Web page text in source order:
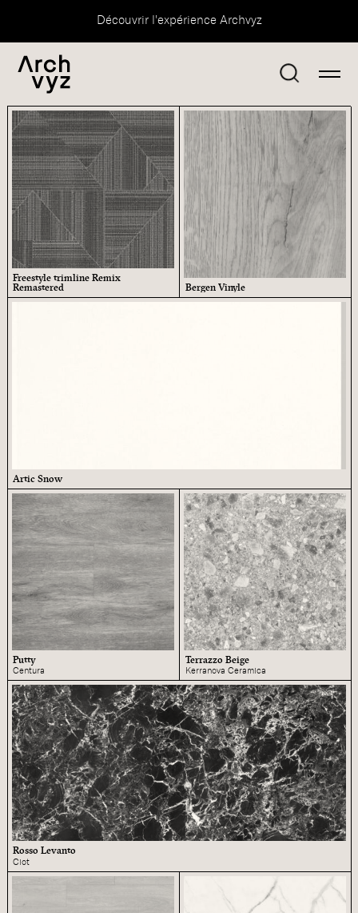
Découvrir l'expérience Archvyz
Freestyle trimline Remix
Remastered
Bergen Vinyle
Artic Snow
Putty
Centura
Terrazzo Beige
Kerranova Ceramica
Rosso Levanto
Ciot